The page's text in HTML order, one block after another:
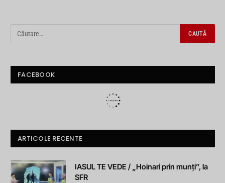
FACEBOOK
ARTICOLE RECENTE
IASUL TE VEDE / „Hoinari prin munți”, la
SFR